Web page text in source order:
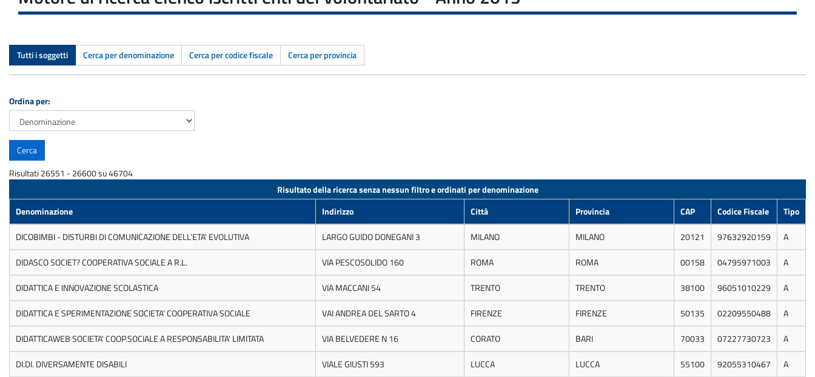
Tutti i soggetti Cerca per denominazione Cerca per codice fiscale Cerca per provincia
Ordina per:
Risultati 26551 - 26600 su 46704
Risultato della ricerca senza nessun filtro e ordinati per denominazione
Denominazione
Indirizzo Città Provincia CAP Codice Fiscale
Tipo
DICOBIMBI - DISTURBI DI COMUNICAZIONE DELL'ETA' EVOLUTIVA
LARGO GUIDO DONEGANI 3 MILANO MILANO 20121 97632920159
A
DIDASCO SOCIET? COOPERATIVA SOCIALE A R.L.
VIA PESCOSOLIDO 160 ROMA ROMA 00158 04795971003
A
DIDATTICA E INNOVAZIONE SCOLASTICA
VIA MACCANI 54 TRENTO TRENTO 38100 96051010229
A
DIDATTICA E SPERIMENTAZIONE SOCIETA' COOPERATIVA SOCIALE
VAI ANDREA DEL SARTO 4 FIRENZE FIRENZE 50135 02209550488
A
DIDATTICAWEB SOCIETA' COOP.SOCIALE A RESPONSABILITA' LIMITATA
VIA BELVEDERE N 16 CORATO BARI 70033 07227730723
A
DI.DI. DIVERSAMENTE DISABILI
VIALE GIUSTI 593 LUCCA LUCCA 55100 92055310467
A